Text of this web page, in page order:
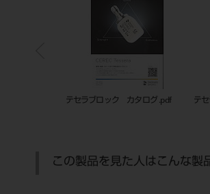
テセラブロック カタログ .pdf テ
この製品を見た人はこんな製